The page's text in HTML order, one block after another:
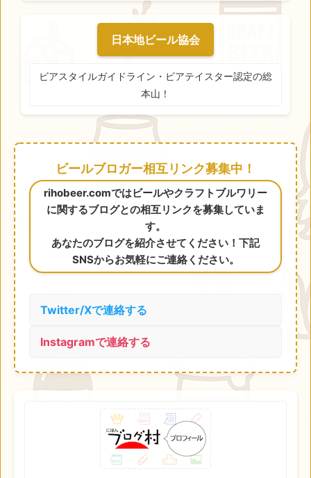
日本地ビール協会
ビアスタイルガイドライン・ビアテイスター認定の総
本山！
ビールブロガー相互リンク募集中！
rihobeer.comではビールやクラフトブルワリー
に関するブログとの相互リンクを募集していま
す。
あなたのブログを紹介させてください！下記
SNSからお気軽にご連絡ください。
Twitter/Xで連絡する
Instagramで連絡する